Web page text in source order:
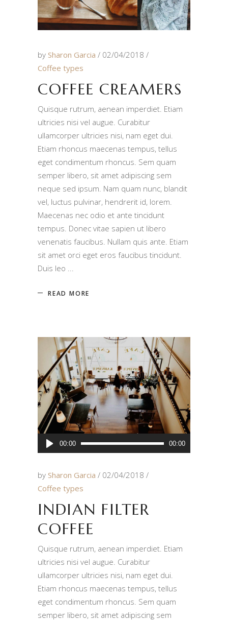
by Sharon Garcia
02/04/2018
Coffee types
COFFEE CREAMERS
Quisque rutrum, aenean imperdiet. Etiam
ultricies nisi vel augue. Curabitur
ullamcorper ultricies nisi, nam eget dui.
Etiam rhoncus maecenas tempus, tellus
eget condimentum rhoncus. Sem quam
semper libero, sit amet adipiscing sem
neque sed ipsum. Nam quam nunc, blandit
vel, luctus pulvinar, hendrerit id, lorem.
Maecenas nec odio et ante tincidunt
tempus. Donec vitae sapien ut libero
venenatis faucibus. Nullam quis ante. Etiam
sit amet orci eget eros faucibus tincidunt.
Duis leo
READ MORE
Audio
Player
00:00 00:00
by Sharon Garcia
02/04/2018
Coffee types
INDIAN FILTER
COFFEE
Quisque rutrum, aenean imperdiet. Etiam
ultricies nisi vel augue. Curabitur
ullamcorper ultricies nisi, nam eget dui.
Etiam rhoncus maecenas tempus, tellus
eget condimentum rhoncus. Sem quam
semper libero, sit amet adipiscing sem